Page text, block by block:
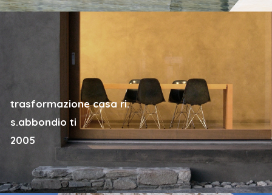
trasformazione casa ri.
s.abbondio ti
2005